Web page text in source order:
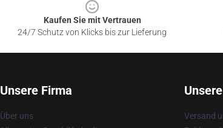
Kaufen Sie mit Vertrauen
24/7 Schutz von Klicks bis zur Lieferung
Unsere Firma
Über uns
Versand